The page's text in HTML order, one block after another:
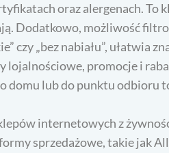
oraz alergenach. To
Dodatkowo, możliwość
czy „bez nabiału”,
promocje i
domu lub do punktu odbioru
internetowych z
sprzedażowe, takie jak